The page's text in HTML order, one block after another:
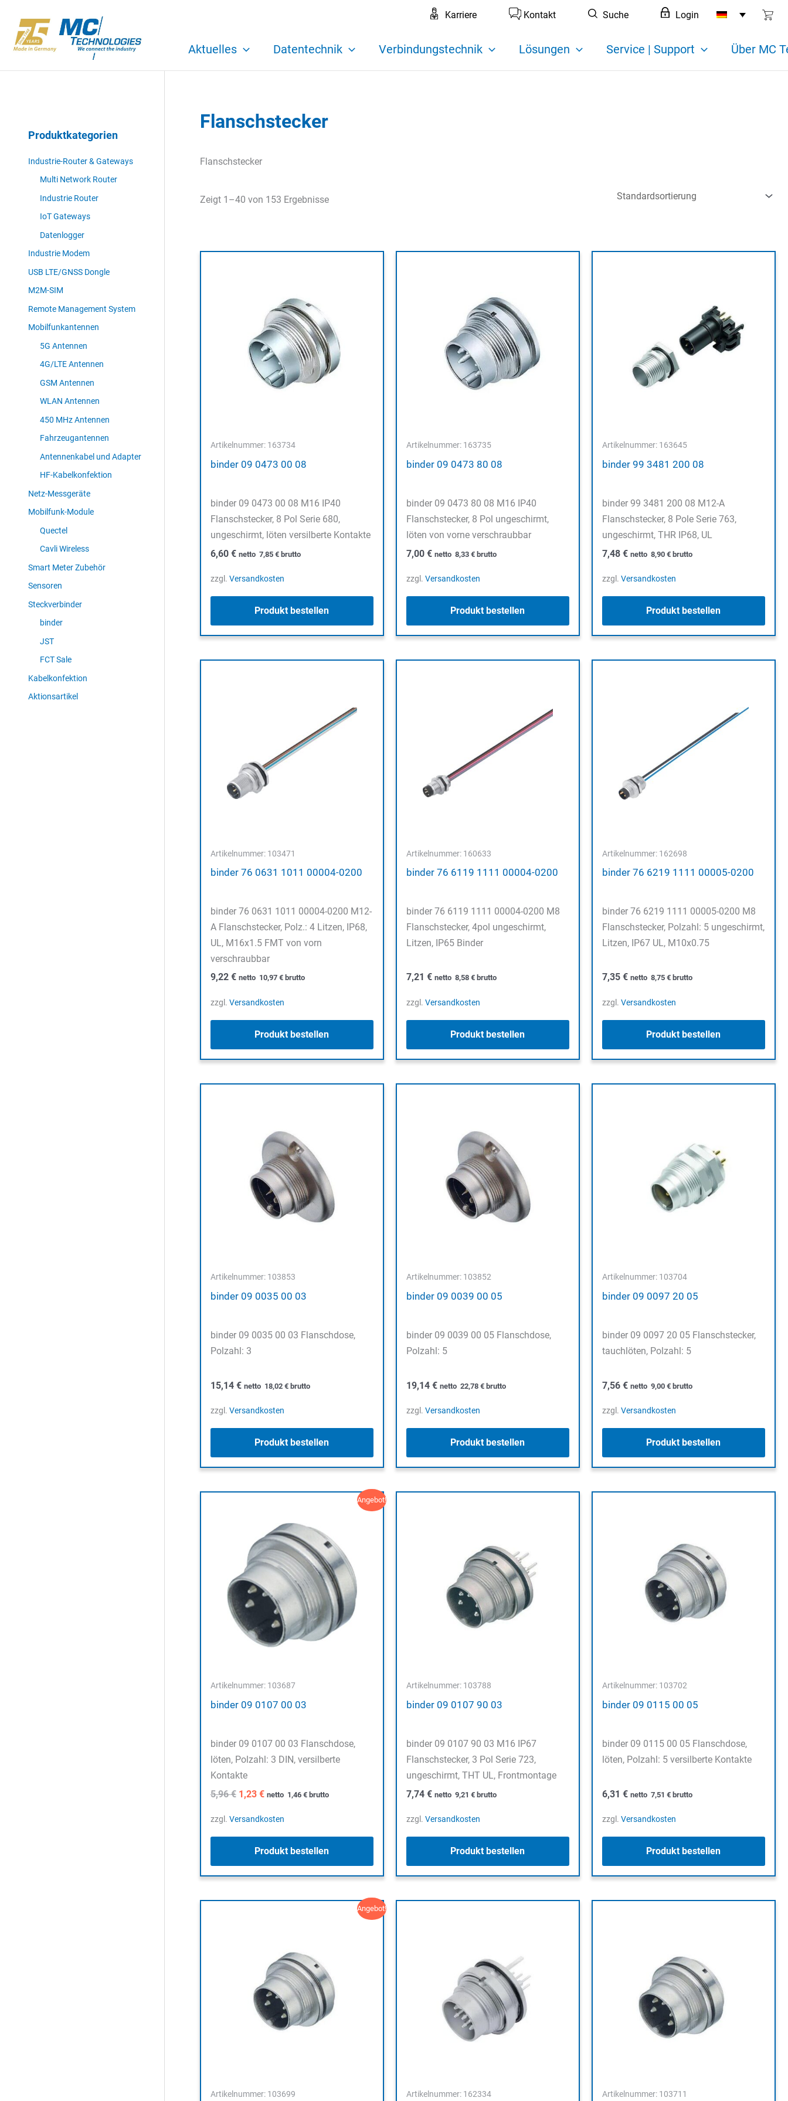
Inhalt
springen
Karriere Kontakt Suche Login
Aktuelles Datentechnik Verbindungstechnik Lösungen Service | Support Über MC
Produktkategorien
Industrie-Router & Gateways
Multi Network Router
Industrie Router
IoT Gateways
Datenlogger
Industrie Modem
USB LTE/GNSS Dongle
M2M-SIM
Remote Management System
Mobilfunkantennen
5G Antennen
4G/LTE Antennen
GSM Antennen
WLAN Antennen
450 MHz Antennen
Fahrzeugantennen
Antennenkabel und Adapter
HF-Kabelkonfektion
Netz-Messgeräte
Mobilfunk-Module
Quectel
Cavli Wireless
Smart Meter Zubehör
Sensoren
Steckverbinder
binder
JST
FCT Sale
Kabelkonfektion
Aktionsartikel
Flanschstecker
Flanschstecker
Zeigt 1–40 von 153 Ergebnisse
Artikelnummer: 163734
binder 09 0473 00 08
binder 09 0473 00 08 M16 IP40
Flanschstecker, 8 Pol Serie 680,
ungeschirmt, löten versilberte Kontakte
6,60 € netto 7,85 €brutto
zzgl. Versandkosten
Produkt bestellen
Artikelnummer: 163735
binder 09 0473 80 08
binder 09 0473 80 08 M16 IP40
Flanschstecker, 8 Pol ungeschirmt,
löten von vorne verschraubbar
7,00 € netto 8,33 €brutto
zzgl. Versandkosten
Produkt bestellen
Artikelnummer: 163645
binder 99 3481 200 08
binder 99 3481 200 08 M12-A
Flanschstecker, 8 Pole Serie 763,
ungeschirmt, THR IP68, UL
7,48 € netto 8,90 €brutto
zzgl. Versandkosten
Produkt bestellen
Artikelnummer: 103471
binder 76 0631 1011 00004-0200
binder 76 0631 1011 00004-0200 M12-
A Flanschstecker, Polz.: 4 Litzen, IP68,
UL, M16x1.5 FMT von vorn
verschraubbar
9,22 € netto 10,97 €brutto
zzgl. Versandkosten
Produkt bestellen
Artikelnummer: 160633
binder 76 6119 1111 00004-0200
binder 76 6119 1111 00004-0200 M8
Flanschstecker, 4pol ungeschirmt,
Litzen, IP65 Binder
7,21 € netto 8,58 €brutto
zzgl. Versandkosten
Produkt bestellen
Artikelnummer: 162698
binder 76 6219 1111 00005-0200
binder 76 6219 1111 00005-0200 M8
Flanschstecker, Polzahl: 5 ungeschirmt,
Litzen, IP67 UL, M10x0.75
7,35 € netto 8,75 €brutto
zzgl. Versandkosten
Produkt bestellen
Artikelnummer: 103853
binder 09 0035 00 03
binder 09 0035 00 03 Flanschdose,
Polzahl: 3
15,14 € netto 18,02 €brutto
zzgl. Versandkosten
Produkt bestellen
Artikelnummer: 103852
binder 09 0039 00 05
binder 09 0039 00 05 Flanschdose,
Polzahl: 5
19,14 € netto 22,78 €brutto
zzgl. Versandkosten
Produkt bestellen
Artikelnummer: 103704
binder 09 0097 20 05
binder 09 0097 20 05 Flanschstecker,
tauchlöten, Polzahl: 5
7,56 € netto 9,00 €brutto
zzgl. Versandkosten
Produkt bestellen
Angebot!
Artikelnummer: 103687
binder 09 0107 00 03
binder 09 0107 00 03 Flanschdose,
löten, Polzahl: 3 DIN, versilberte
Kontakte
5,96€ Ursprünglicher
war:
1,23 €Aktueller
ist:
netto 1,46 €brutto
zzgl. Versandkosten
Produkt bestellen
Artikelnummer: 103788
binder 09 0107 90 03
binder 09 0107 90 03 M16 IP67
Flanschstecker, 3 Pol Serie 723,
ungeschirmt, THT UL, Frontmontage
7,74 € netto 9,21 €brutto
zzgl. Versandkosten
Produkt bestellen
Artikelnummer: 103702
binder 09 0115 00 05
binder 09 0115 00 05 Flanschdose,
löten, Polzahl: 5 versilberte Kontakte
6,31 € netto 7,51 €brutto
zzgl. Versandkosten
Produkt bestellen
Angebot!
Artikelnummer: 103699 Artikelnummer: 162334 Artikelnummer: 103711